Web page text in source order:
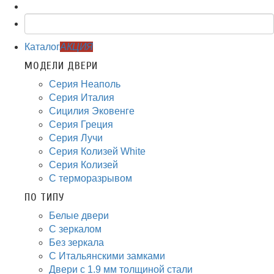
КаталогАКЦИЯ
МОДЕЛИ ДВЕРИ
Серия Неаполь
Серия Италия
Сицилия Эковенге
Серия Греция
Серия Лучи
Серия Колизей White
Серия Колизей
С терморазрывом
ПО ТИПУ
Белые двери
С зеркалом
Без зеркала
С Итальянскими замками
Двери с 1.9 мм толщиной стали